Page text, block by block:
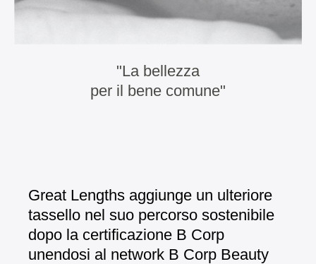
"La bellezza
per il bene comune"
Great Lengths aggiunge un ulteriore
tassello nel suo percorso sostenibile
dopo la certificazione B Corp
unendosi al network B Corp Beauty